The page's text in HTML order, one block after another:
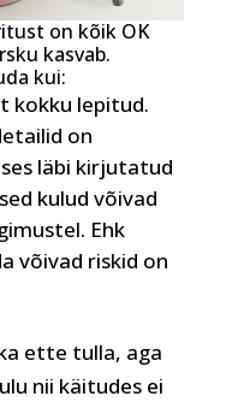
on kõik OK
kasvab.
kui:
kokku lepitud.
on
läbi kirjutatud
kulud võivad
Ehk
võivad riskid on
ette tulla, aga
nii käitudes ei